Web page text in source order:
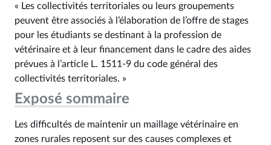
« Les collectivités territoriales ou leurs groupements
peuvent être associés à l’élaboration de l’offre de stages
pour les étudiants se destinant à la profession de
vétérinaire et à leur financement dans le cadre des aides
prévues à l’article L. 1511‑9 du code général des
collectivités territoriales. »
Exposé sommaire
Les difficultés de maintenir un maillage vétérinaire en
zones rurales reposent sur des causes complexes et